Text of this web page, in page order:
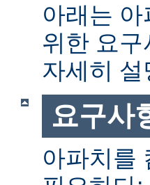
아래는
위한 요
자세히 설
요구사
아파치를